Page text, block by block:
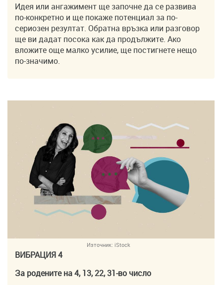
Идея или ангажимент ще започне да се развива
по-конкретно и ще покаже потенциал за по-
сериозен резултат. Обратна връзка или разговор
ще ви дадат посока как да продължите. Ако
вложите още малко усилие, ще постигнете нещо
по-значимо.
Източник: iStock
ВИБРАЦИЯ 4
За родените на 4, 13, 22, 31-во число